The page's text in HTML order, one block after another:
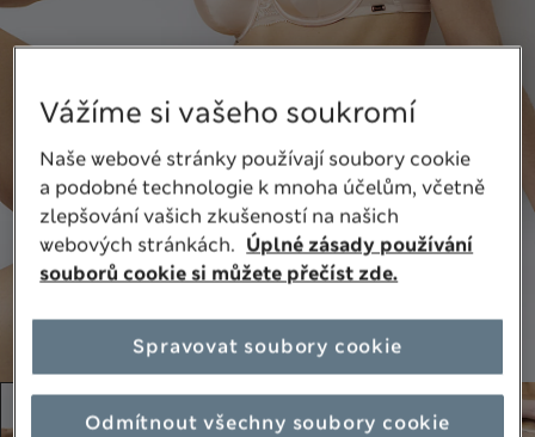
Vážíme si vašeho soukromí
Naše webové stránky používají soubory cookie
a podobné technologie k mnoha účelům, včetně
zlepšování vašich zkušeností na našich
webových stránkách. Úplné zásady používání
souborů cookie si můžete přečíst zde.
Odmítnout všechny soubory cookie
Spravovat soubory cookie